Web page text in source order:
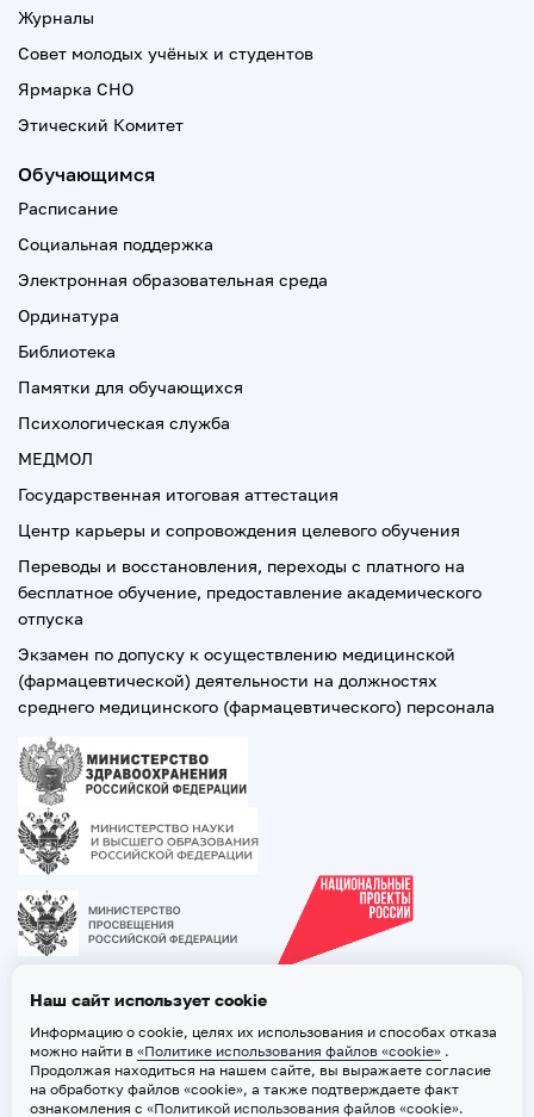
Журналы
Совет молодых учёных и студентов
Ярмарка СНО
Этический Комитет
Обучающимся
Расписание
Социальная поддержка
Электронная образовательная среда
Ординатура
Библиотека
Памятки для обучающихся
Психологическая служба
МЕДМОЛ
Государственная итоговая аттестация
Центр карьеры и сопровождения целевого обучения
Переводы и восстановления, переходы с платного на
бесплатное обучение, предоставление академического
отпуска
Экзамен по допуску к осуществлению медицинской
(фармацевтической) деятельности на должностях
среднего медицинского (фармацевтического) персонала
Наш сайт использует cookie
Информацию о cookie, целях их использования и способах отказа
можно найти в «Политике использования файлов «cookie» .
Продолжая находиться на нашем сайте, вы выражаете согласие
на обработку файлов «cookie», а также подтверждаете факт
ознакомления с «Политикой использования файлов «cookie».